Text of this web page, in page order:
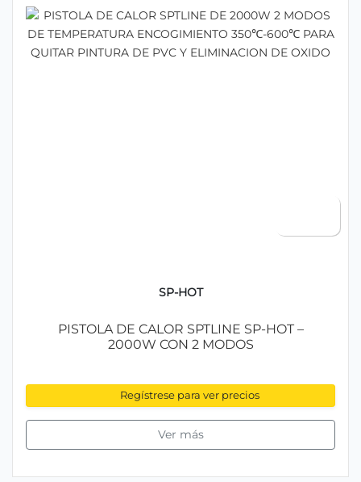
SP-HOT
PISTOLA DE CALOR SPTLINE SP-HOT –
2000W CON 2 MODOS
Regístrese para ver precios
Ver más